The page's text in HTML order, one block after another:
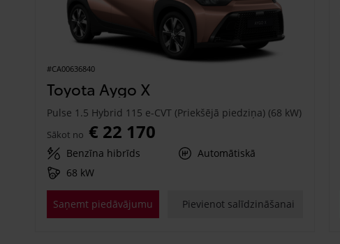
#CA00636840
Toyota Aygo X
Pulse 1.5 Hybrid 115 e-CVT (Priekšējā piedziņa) (68 kW)
Sākot no € 22 170
Benzīna hibrīds
Automātiskā
68 kW
Saņemt piedāvājumu Pievienot salīdzināšanai